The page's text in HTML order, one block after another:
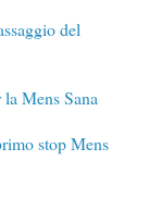
del
Mens Sana
stop Mens